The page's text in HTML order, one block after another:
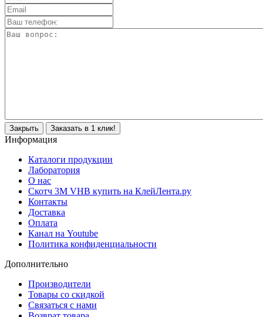
Закрыть Заказать в 1 клик!
Информация
Каталоги продукции
Лаборатория
О нас
Скотч 3M VHB купить на КлейЛента.ру
Контакты
Доставка
Оплата
Канал на Youtube
Политика конфиденциальности
Дополнительно
Производители
Товары со скидкой
Связаться с нами